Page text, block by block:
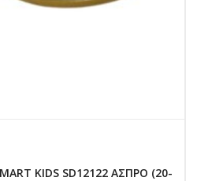
KIDS SD12122 ΑΣΠΡΟ (20-